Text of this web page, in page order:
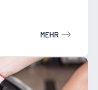
MEHR